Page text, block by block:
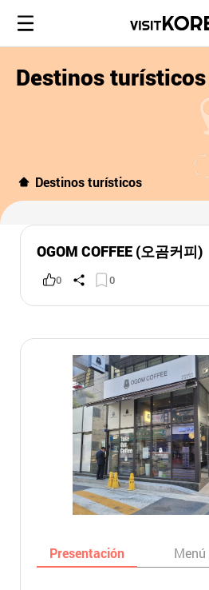
Destinos turísticos
Destinos turísticos
OGOM COFFEE (오곰커피)
0 0
Presentación Menú